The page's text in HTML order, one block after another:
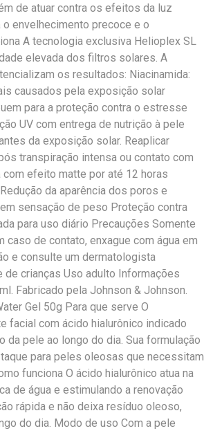
de atuar contra os efeitos da luz
envelhecimento precoce e o
A tecnologia exclusiva Helioplex SL
elevada dos filtros solares. A
os resultados: Niacinamida:
causados pela exposição solar
para a proteção contra o estresse
UV com entrega de nutrição à pele
da exposição solar. Reaplicar
transpiração intensa ou contato com
efeito matte por até 12 horas
da aparência dos poros e
sensação de peso Proteção contra
para uso diário Precauções Somente
de contato, enxague com água em
e consulte um dermatologista
crianças Uso adulto Informações
Fabricado pela Johnson & Johnson.
Gel 50g Para que serve O
facial com ácido hialurônico indicado
pele ao longo do dia. Sua formulação
para peles oleosas que necessitam
funciona O ácido hialurônico atua na
de água e estimulando a renovação
rápida e não deixa resíduo oleoso,
do dia. Modo de uso Com a pele